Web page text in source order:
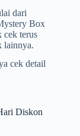
dari
Box
cek terus
lainnya.
cek detail
Diskon